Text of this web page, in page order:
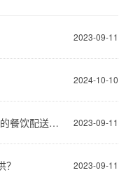
2023-09-11
2024-10-10
2023-09-11
重庆北碚区重庆餐饮配送公司-高效可靠的餐饮配送服务
2023-09-11